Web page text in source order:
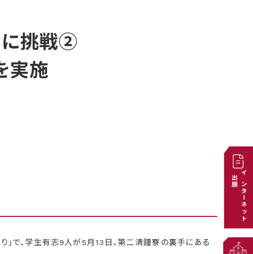
に挑戦②
実施
」で、学生有志9人が5月13日、第二清鐘寮の裏手にある
インターネット
出願